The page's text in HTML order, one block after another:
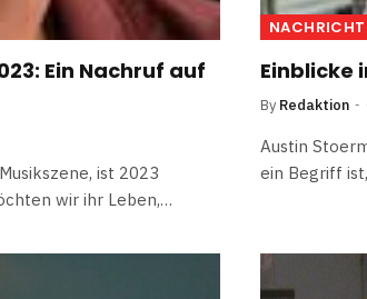
Ein Nachruf auf
ist 2023
wir ihr Leben,…
Einblicke
By Redaktion
Austin
ein Begriff